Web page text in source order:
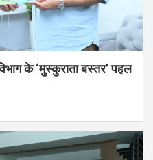
के ‘मुस्कुराता बस्तर’ पहल